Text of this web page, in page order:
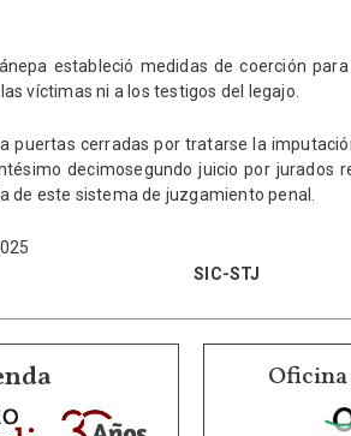
estableció medidas de coerción para
víctimas ni a los testigos del legajo.
puertas cerradas por tratarse la
decimosegundo juicio por jurados
de este sistema de juzgamiento penal.
SIC-STJ